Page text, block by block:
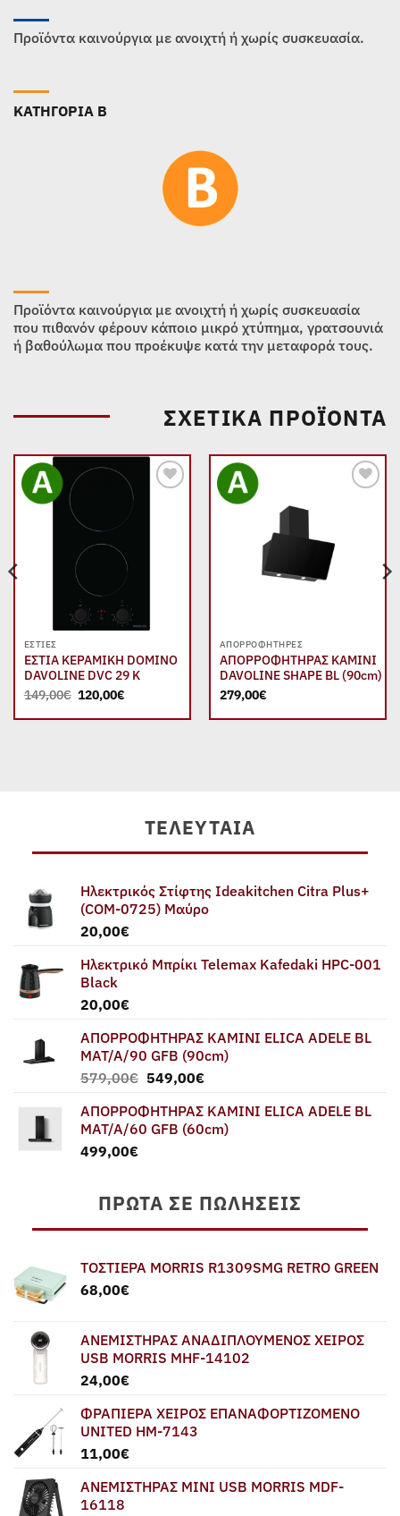
Προϊόντα καινούργια με ανοιχτή ή χωρίς συσκευασία.
ΚΑΤΗΓΟΡΙΑ B
Προϊόντα καινούργια με ανοιχτή ή χωρίς συσκευασία
που πιθανόν φέρουν κάποιο μικρό χτύπημα, γρατσουνιά
ή βαθούλωμα που προέκυψε κατά την μεταφορά τους.
ΣΧΕΤΙΚΆ ΠΡΟΪΌΝΤΑ
ΕΣΤΊΕΣ
ΕΣΤΙΑ ΚΕΡΑΜΙΚΗ DOMINO
DAVOLINE DVC 29 K
149,00€ Original
price
was:
120,00€Η
τιμή
ΑΠΟΡΡΟΦΗΤΉΡΕΣ
ΑΠΟΡΡΟΦΗΤΗΡΑΣ ΚΑΜΙΝΙ
DAVOLINE SHAPE BL (90cm)
279,00€
ΤΕΛΕΥΤΑΊΑ
Ηλεκτρικός Στίφτης Ideakitchen Citra Plus+
(COM-0725) Μαύρο
20,00€
Ηλεκτρικό Μπρίκι Telemax Kafedaki HPC-001
Black
20,00€
ΑΠΟΡΡΟΦΗΤΗΡΑΣ ΚΑΜΙΝΙ ELICA ADELE BL
MAT/A/90 GFB (90cm)
579,00€ Original
was:
579,00€.
549,00€Η
τιμή
είναι:
ΑΠΟΡΡΟΦΗΤΗΡΑΣ ΚΑΜΙΝΙ ELICA ADELE BL
MAT/A/60 GFB (60cm)
499,00€
ΠΡΏΤΑ ΣΕ ΠΩΛΉΣΕΙΣ
ΤΟΣΤΙΕΡΑ MORRIS R1309SMG RETRO GREEN
68,00€
ΑΝΕΜΙΣΤΗΡΑΣ ΑΝΑΔΙΠΛΟΥΜΕΝΟΣ ΧΕΙΡΟΣ
USB MORRIS MHF-14102
24,00€
ΦΡΑΠΙΕΡΑ ΧΕΙΡΟΣ ΕΠΑΝΑΦΟΡΤΙΖΟΜΕΝΟ
UNITED HM-7143
11,00€
ΑΝΕΜΙΣΤΗΡΑΣ MINI USB MORRIS MDF-
16118